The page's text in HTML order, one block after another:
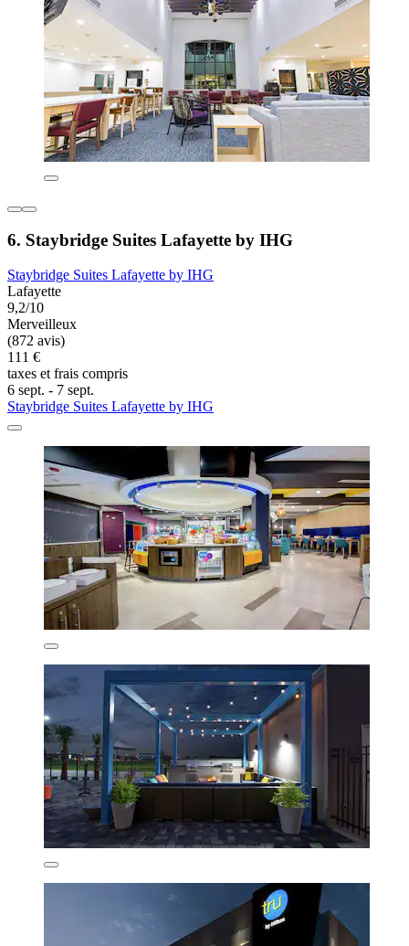
6. Staybridge Suites Lafayette by IHG
Staybridge Suites Lafayette by IHG
Lafayette
9,2/10
Merveilleux
(872 avis)
111 €
taxes et frais compris
6 sept. - 7 sept.
Staybridge Suites Lafayette by IHG